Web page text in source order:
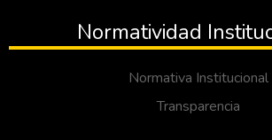
Normatividad
Normativa Institucional
Transparencia